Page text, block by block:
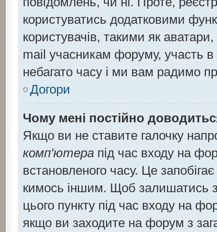
користуватись додатковими
користувачів, такими як
mail учасникам форуму, участь в
небагато часу і ми вам радимо
Догори
Чому мені постійно
Якщо ви не ставите галочку
комп'ютерапід час входу на
встановленого часу. Це
кимось іншим. Щоб залишатись
цього пункту під час входу на
якщо ви заходите на форум з